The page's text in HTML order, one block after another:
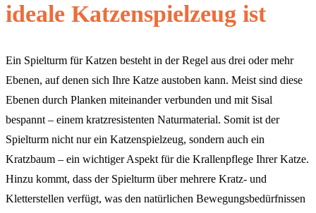
ideale Katzenspielzeug ist
Ein Spielturm für Katzen besteht in der Regel aus drei oder mehr
Ebenen, auf denen sich Ihre Katze austoben kann. Meist sind diese
Ebenen durch Planken miteinander verbunden und mit Sisal
bespannt – einem kratzresistenten Naturmaterial. Somit ist der
Spielturm nicht nur ein Katzenspielzeug, sondern auch ein
Kratzbaum – ein wichtiger Aspekt für die Krallenpflege Ihrer Katze.
Hinzu kommt, dass der Spielturm über mehrere Kratz- und
Kletterstellen verfügt, was den natürlichen Bewegungsbedürfnissen